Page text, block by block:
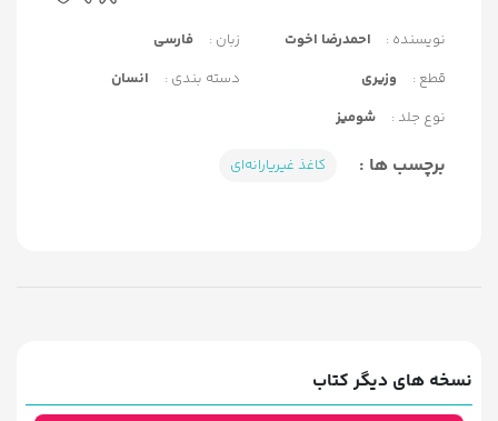
نویسنده :
احمدرضا اخوت
قطع :
وزیری
نوع جلد :
شومیز
زبان :
فارسی
دسته بندی :
انسان
برچسب ها : کاغذ غیریارانه‌ای
نسخه های دیگر کتاب